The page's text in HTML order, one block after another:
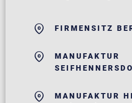
FIRMENSITZ
MANUFAKTUR
MANUFAKTUR